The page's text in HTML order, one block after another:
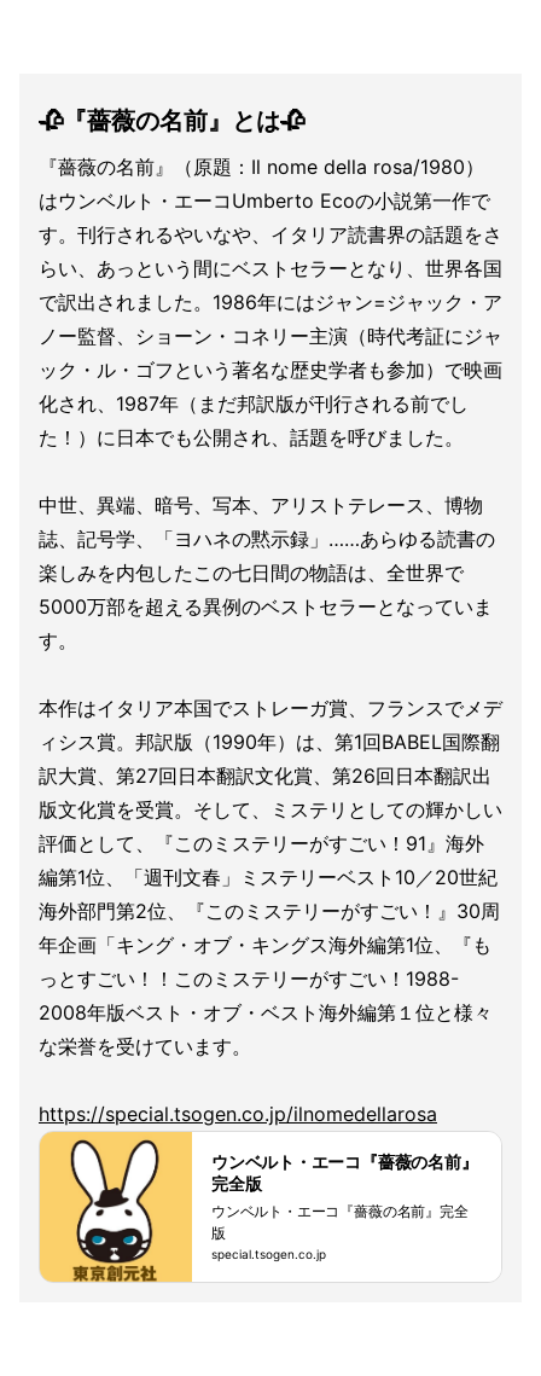
🥀『薔薇の名前』とは🥀
『薔薇の名前』（原題：Il nome della rosa/1980）
はウンベルト・エーコUmberto Ecoの小説第一作で
す。刊行されるやいなや、イタリア読書界の話題をさ
らい、あっという間にベストセラーとなり、世界各国
で訳出されました。1986年にはジャン=ジャック・ア
ノー監督、ショーン・コネリー主演（時代考証にジャ
ック・ル・ゴフという著名な歴史学者も参加）で映画
化され、1987年（まだ邦訳版が刊行される前でし
た！）に日本でも公開され、話題を呼びました。
中世、異端、暗号、写本、アリストテレース、博物
誌、記号学、「ヨハネの黙示録」……あらゆる読書の
楽しみを内包したこの七日間の物語は、全世界で
5000万部を超える異例のベストセラーとなっていま
す。
本作はイタリア本国でストレーガ賞、フランスでメデ
ィシス賞。邦訳版（1990年）は、第1回BABEL国際翻
訳大賞、第27回日本翻訳文化賞、第26回日本翻訳出
版文化賞を受賞。そして、ミステリとしての輝かしい
評価として、『このミステリーがすごい！91』海外
編第1位、「週刊文春」ミステリーベスト10／20世紀
海外部門第2位、『このミステリーがすごい！』30周
年企画「キング・オブ・キングス海外編第1位、『も
っとすごい！！このミステリーがすごい！1988-
2008年版ベスト・オブ・ベスト海外編第１位と様々
な栄誉を受けています。
https://special.tsogen.co.jp/ilnomedellarosa
ウンベルト・エーコ『薔薇の名前』
完全版
ウンベルト・エーコ『薔薇の名前』完全
版
special.tsogen.co.jp